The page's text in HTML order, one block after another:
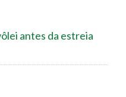
antes da estreia